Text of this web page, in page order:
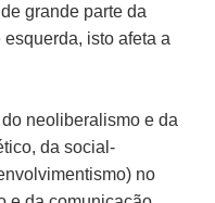
grande parte da
isto afeta a
neoliberalismo e da
da social-
no